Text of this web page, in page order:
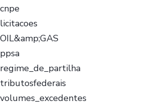
cnpe
licitacoes
OIL&amp;GAS
ppsa
regime_de_partilha
tributosfederais
volumes_excedentes